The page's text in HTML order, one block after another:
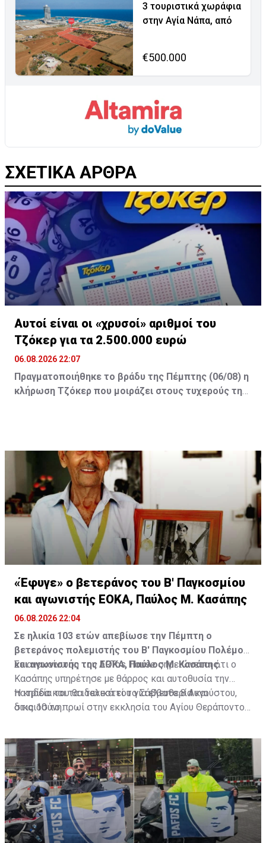
3 τουριστικά χωράφια
στην Αγία Νάπα, από
€500.000
ΣΧΕΤΙΚΑ ΑΡΘΡΑ
Αυτοί είναι οι «χρυσοί» αριθμοί του
Τζόκερ για τα 2.500.000 ευρώ
06.08.2026 22:07
Πραγματοποιήθηκε το βράδυ της Πέμπτης (06/08) η
κλήρωση Τζόκερ που μοιράζει στους τυχερούς της
«Έφυγε» ο βετεράνος του Β' Παγκοσμίου
και αγωνιστής ΕΟΚΑ, Παύλος Μ. Κασάπης
06.08.2026 22:04
Σε ηλικία 103 ετών απεβίωσε την Πέμπτη ο
βετεράνος πολεμιστής του Β' Παγκοσμίου Πολέμου
και αγωνιστής της ΕΟΚΑ, Παύλος Μ. Κασάπης.
Σε ανακοίνωση του ARTos House σημειώνεται ότι ο
Κασάπης υπηρέτησε με θάρρος και αυτοθυσία την
πατρίδα και τα ιδανικά του για ελευθερία και
δικαιοσύνη.
Η κηδεία του θα τελεστεί το Σάββατο 8 Αυγούστου,
στις 10 το πρωί στην εκκλησία του Αγίου Θεράποντος
Πηγή: ΚΥΠΕ